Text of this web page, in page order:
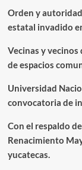
Orden y
estatal invadido
Vecinas y
de espacios
Universidad
convocatoria de
Con el respaldo
Renacimiento
yucatecas.